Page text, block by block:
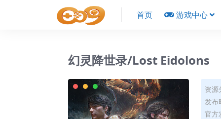
首页 游戏中心
幻灵降世录/Lost Eidolons
资
发布
官方